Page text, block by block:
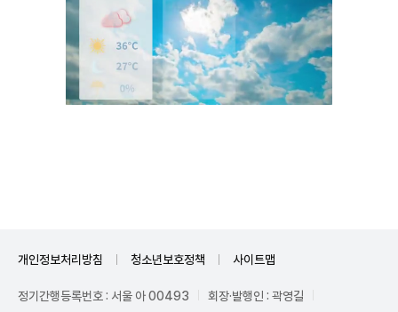
개인정보처리방침 청소년보호정책 사이트맵
정기간행등록번호 : 서울 아 00493 회장·발행인 : 곽영길